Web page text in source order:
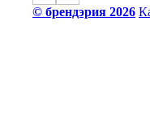
© брендэрия 2026